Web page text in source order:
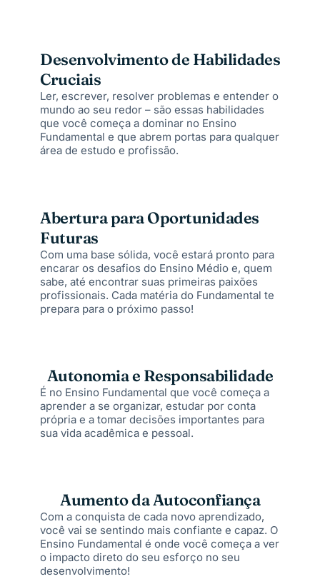
Desenvolvimento de Habilidades
Cruciais
Ler, escrever, resolver problemas e entender o
mundo ao seu redor – são essas habilidades
que você começa a dominar no Ensino
Fundamental e que abrem portas para qualquer
área de estudo e profissão.
Abertura para Oportunidades
Futuras
Com uma base sólida, você estará pronto para
encarar os desafios do Ensino Médio e, quem
sabe, até encontrar suas primeiras paixões
profissionais. Cada matéria do Fundamental te
prepara para o próximo passo!
Autonomia e Responsabilidade
É no Ensino Fundamental que você começa a
aprender a se organizar, estudar por conta
própria e a tomar decisões importantes para
sua vida acadêmica e pessoal.
Aumento da Autoconfiança
Com a conquista de cada novo aprendizado,
você vai se sentindo mais confiante e capaz. O
Ensino Fundamental é onde você começa a ver
o impacto direto do seu esforço no seu
desenvolvimento!